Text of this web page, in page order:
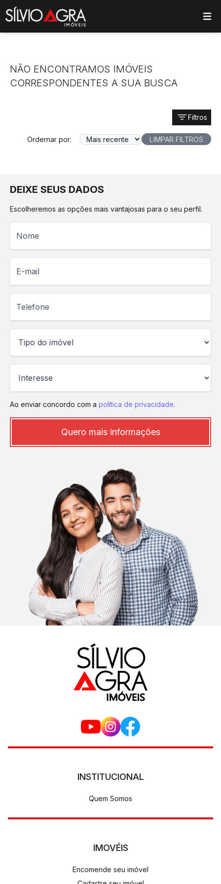
main menu
NÃO ENCONTRAMOS IMÓVEIS
CORRESPONDENTES A SUA BUSCA
Filtros
Ordernar por: LIMPAR FILTROS
DEIXE SEUS DADOS
Escolheremos as opções mais vantajosas para o seu perfil.
Ao enviar concordo com a política de privacidade.
Quero mais informações
INSTITUCIONAL
Quem Somos
IMOVÉIS
Encomende seu imóvel